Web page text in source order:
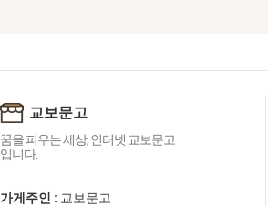
교보문고
꿈을 피우는 세상, 인터넷 교보문고
입니다.
가게주인 : 교보문고